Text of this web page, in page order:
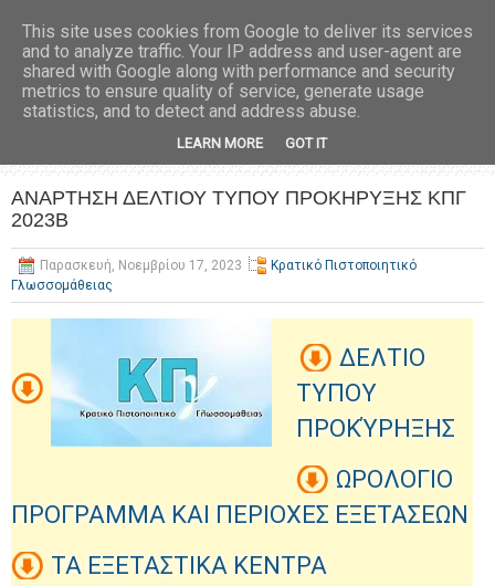
ΑΝΑΡΤΗΣΗ ΔΕΛΤΙΟΥ ΤΥΠΟΥ ΠΡΟΚΗΡΥΞΗΣ ΚΠΓ
2023Β
Παρασκευή, Νοεμβρίου 17, 2023
Κρατικό Πιστοποιητικό
Γλωσσομάθειας
ΔΕΛΤΙΟ
ΤΥΠΟΥ
ΠΡΟΚΎΡΗΞΗΣ
ΩΡΟΛΟΓΙΟ
ΠΡΟΓΡΑΜΜΑ ΚΑΙ ΠΕΡΙΟΧΕΣ ΕΞΕΤΑΣΕΩΝ
ΤΑ ΕΞΕΤΑΣΤΙΚΑ ΚΕΝΤΡΑ
This site uses cookies from Google to deliver its services
and to analyze traffic. Your IP address and user-agent are
shared with Google along with performance and security
metrics to ensure quality of service, generate usage
statistics, and to detect and address abuse.
LEARN MORE GOT IT